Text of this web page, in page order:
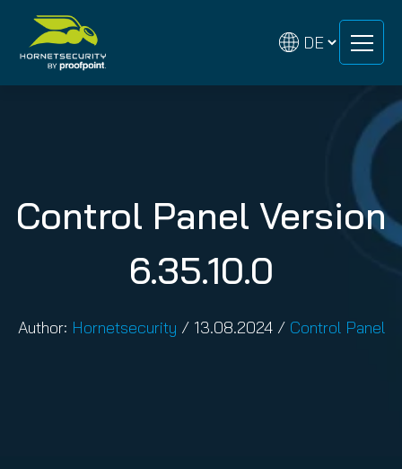
Inhalt
springen
Inhalt
springen
Control Panel Version
6.35.10.0
Author: Hornetsecurity / 13.08.2024/ Control Panel